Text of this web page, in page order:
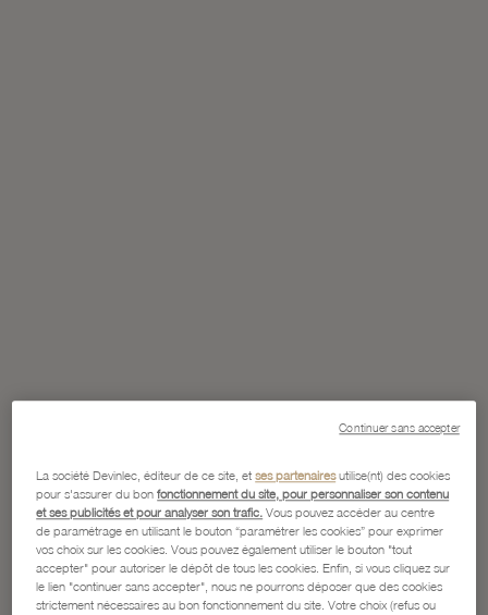
La société Devinlec, éditeur de ce site, etses partenairesutilise(nt) des cookies
pour s'assurer du bonfonctionnement du site, pour personnaliser son contenu
et ses publicités et pour analyser son trafic. Vous pouvez accéder au centre
de paramétrage en utilisant le bouton “paramétrer les cookies” pour exprimer
vos choix sur les cookies. Vous pouvez également utiliser le bouton "tout
accepter" pour autoriser le dépôt de tous les cookies. Enfin, si vous cliquez sur
le lien "continuer sans accepter", nous ne pourrons déposer que des cookies
strictement nécessaires au bon fonctionnement du site. Votre choix (refus ou
Continuer sans accepter